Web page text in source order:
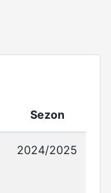
Sezon
2024/2025